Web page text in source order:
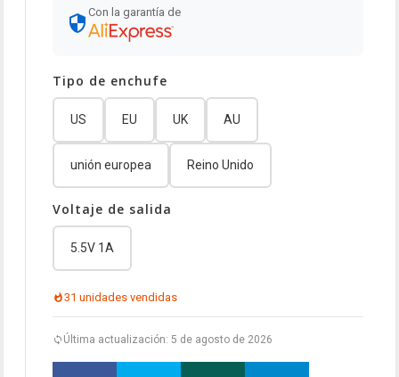
Con la garantía de
Tipo de enchufe
US EU UK AU
unión europea Reino Unido
Voltaje de salida
5.5V 1A
31 unidades vendidas
Última actualización: 5 de agosto de 2026